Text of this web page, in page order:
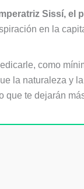
Sissí,
en la
como
la naturaleza y
que te dejarán